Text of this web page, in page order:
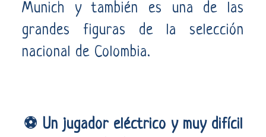
Munich y también es una de las
grandes figuras de la selección
nacional de Colombia.
⚽ Un jugador eléctrico y muy difícil